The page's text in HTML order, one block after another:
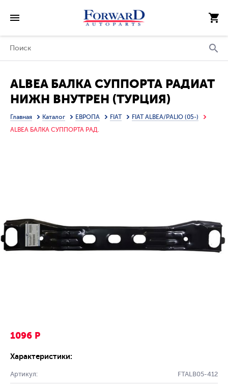
ALBEA БАЛКА СУППОРТА РАДИАТ
НИЖН ВНУТРЕН (ТУРЦИЯ)
Главная Каталог ЕВРОПА FIAT
FIAT ALBEA/PALIO (05-)
ALBEA БАЛКА СУППОРТА РАД.
1096 Р
Характеристики:
Артикул: FTALB05-412